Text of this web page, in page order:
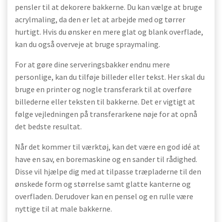
pensler til at dekorere bakkerne. Du kan vælge at bruge
acrylmaling, da den er let at arbejde med og tørrer
hurtigt. Hvis du ønsker en mere glat og blank overflade,
kan du også overveje at bruge spraymaling.
For at gøre dine serveringsbakker endnu mere
personlige, kan du tilføje billeder eller tekst. Her skal du
bruge en printer og nogle transferark til at overføre
billederne eller teksten til bakkerne. Det er vigtigt at
følge vejledningen på transferarkene nøje for at opnå
det bedste resultat.
Når det kommer til værktøj, kan det være en god idé at
have en sav, en boremaskine og en sander til rådighed.
Disse vil hjælpe dig med at tilpasse træpladerne til den
ønskede form og størrelse samt glatte kanterne og
overfladen. Derudover kan en pensel og en rulle være
nyttige til at male bakkerne.